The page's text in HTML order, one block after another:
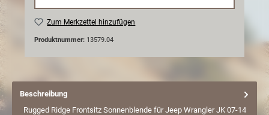
Zum Merkzettel hinzufügen
Produktnummer: 13579.04
Beschreibung
Rugged Ridge Frontsitz Sonnenblende für Jeep Wrangler JK 07-14